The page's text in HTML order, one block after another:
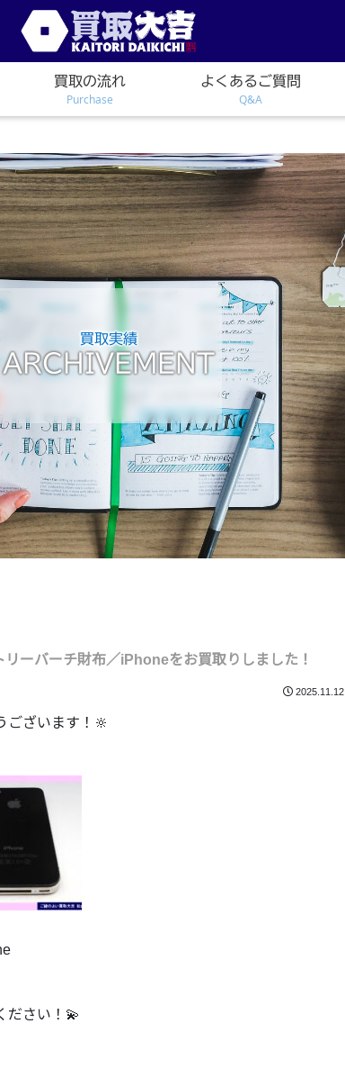
買取実績
ARCHIVEMENT
買取の流れ
Purchase
よくあるご質問
Q&A
ーバーチ財布／iPhoneをお買取りしました！
2025.11.12
ございます！🔆
ださい！💫